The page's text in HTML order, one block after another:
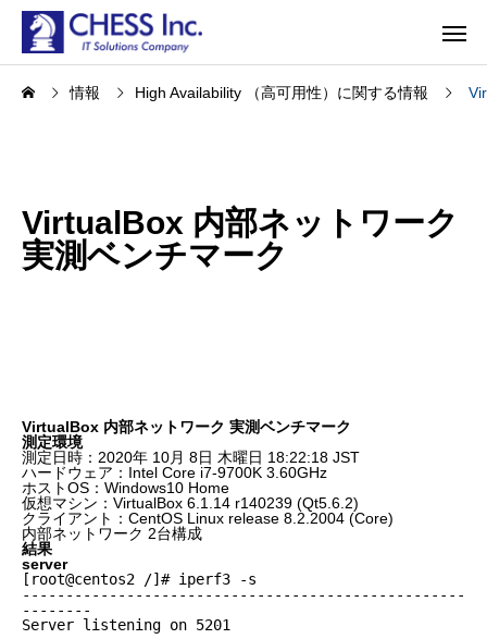
情報 High Availability （高可用性）に関する情報
VirtualBox 内部ネットワーク
実測ベンチマーク
VirtualBox 内部ネットワーク 実測ベンチマーク
測定環境
測定日時：2020年 10月 8日 木曜日 18:22:18 JST
ハードウェア：Intel Core i7-9700K 3.60GHz
ホストOS：Windows10 Home
仮想マシン：VirtualBox 6.1.14 r140239 (Qt5.6.2)
クライアント：CentOS Linux release 8.2.2004 (Core)
内部ネットワーク 2台構成
結果
server
[root@centos2 /]# iperf3 -s
---------------------------------------------------
--------
Server listening on 5201